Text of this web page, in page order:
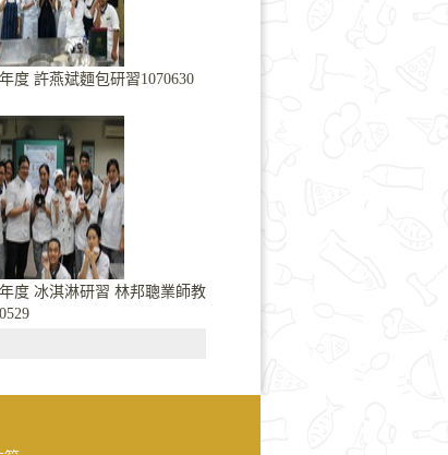
度 許燕斌麵包研習1070630
度 冰淇淋研習 林邦聰業師教